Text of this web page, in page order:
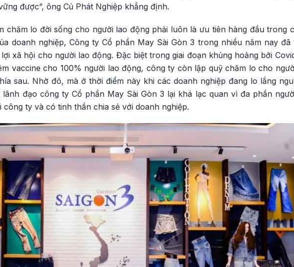
được”, ông Củ Phát Nghiệp khẳng định.
chăm lo đời sống cho người lao động phải luôn là ưu tiên hàng đầu trong
doanh nghiệp, Công ty Cổ phần May Sài Gòn 3 trong nhiều năm nay đã
xã hội cho người lao động. Đặc biệt trong giai đoạn khủng hoảng bởi
vaccine cho 100% người lao động, công ty còn lập quỹ chăm lo cho
sau. Nhờ đó, mà ở thời điểm này khi các doanh nghiệp đang lo lắng
đạo công ty Cổ phần May Sài Gòn 3 lại khá lạc quan vì đa phần
ty và có tinh thần chia sẻ với doanh nghiệp.